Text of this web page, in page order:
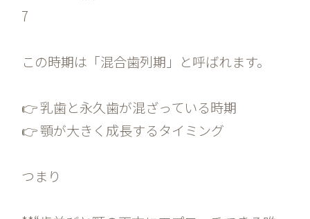
7
この時期は「混合歯列期」と呼ばれます。
👉 乳歯と永久歯が混ざっている時期
👉 顎が大きく成長するタイミング
つまり